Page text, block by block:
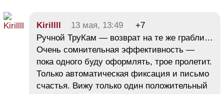
Kirillll 13 мая, 13:49
+7
Ручной ТруКам — возврат на те же грабли…
Очень сомнительная эффективность —
пока одного буду оформлять, трое пролетит.
Только автоматическая фиксация и письмо
счастья. Вижу только один положительный